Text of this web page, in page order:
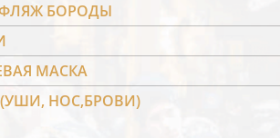
БОРОДЫ
МАСКА
НОС,БРОВИ)